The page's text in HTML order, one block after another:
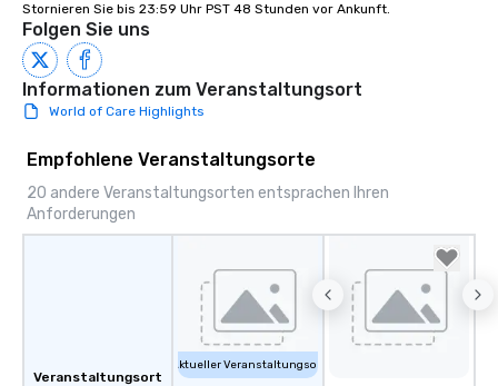
Stornieren Sie bis 23:59 Uhr PST 48 Stunden vor Ankunft.
Folgen Sie uns
Informationen zum Veranstaltungsort
World of Care Highlights
Empfohlene Veranstaltungsorte
20 andere Veranstaltungsorten entsprachen Ihren
Anforderungen
Veranstaltungsort
Aktueller Veranstaltungsort